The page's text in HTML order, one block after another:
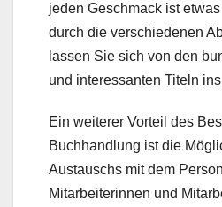
jeden Geschmack ist
durch die verschiedenen
lassen Sie sich von den
und interessanten Titeln
Ein weiterer Vorteil des
Buchhandlung ist die
Austauschs mit dem
Mitarbeiterinnen und